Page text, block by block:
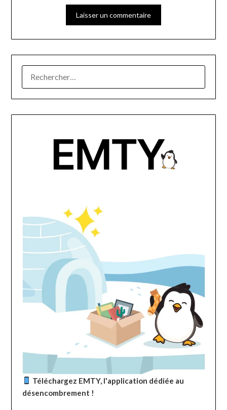
Téléchargez EMTY, l'application dédiée au
désencombrement !